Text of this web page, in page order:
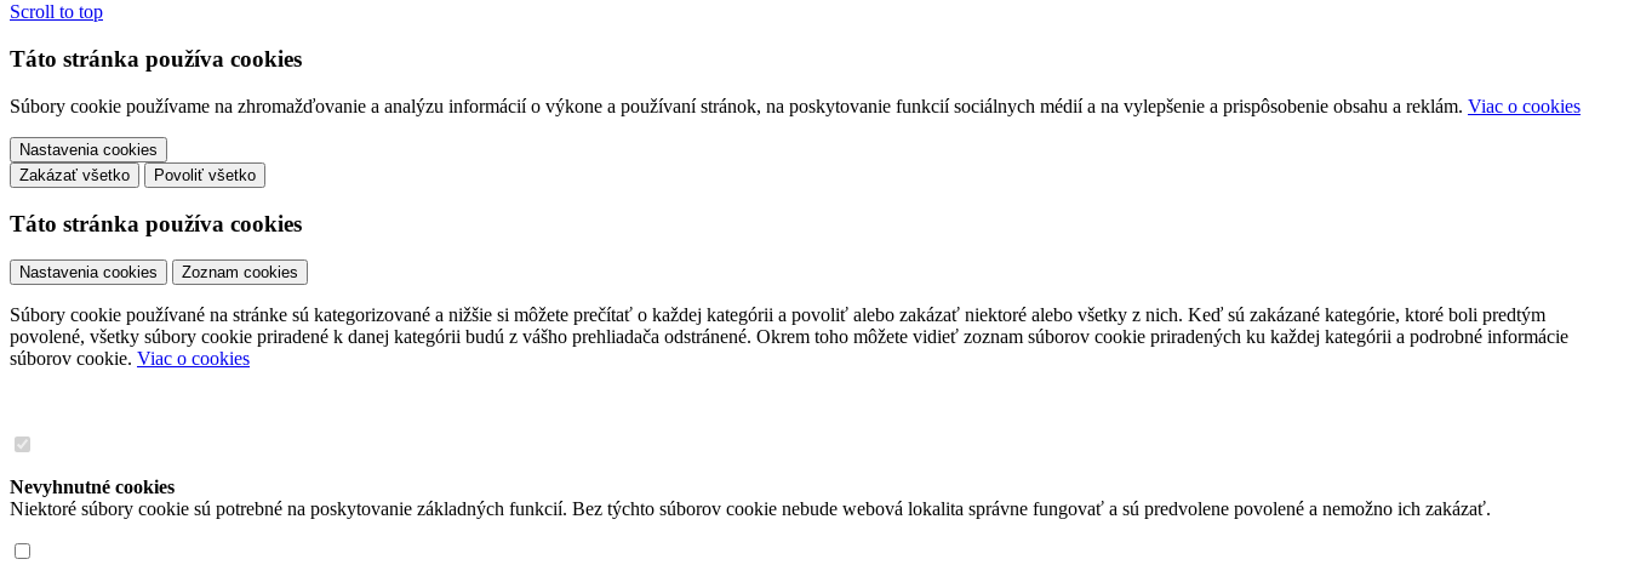
Scroll to top
Táto stránka používa cookies
Súbory cookie používame na zhromažďovanie a analýzu informácií o výkone a používaní stránok, na poskytovanie funkcií sociálnych médií a na vylepšenie a prispôsobenie obsahu a reklám. Viac o cookies
Nastavenia cookies
Zakázať všetko
Povoliť všetko
Táto stránka používa cookies
Nastavenia cookies Zoznam cookies
Súbory cookie používané na stránke sú kategorizované a nižšie si môžete prečítať o každej kategórii a povoliť alebo zakázať niektoré alebo všetky z nich. Keď sú zakázané kategórie, ktoré boli predtým
povolené, všetky súbory cookie priradené k danej kategórii budú z vášho prehliadača odstránené. Okrem toho môžete vidieť zoznam súborov cookie priradených ku každej kategórii a podrobné informácie
súborov cookie. Viac o cookies
Nevyhnutné cookies
Niektoré súbory cookie sú potrebné na poskytovanie základných funkcií. Bez týchto súborov cookie nebude webová lokalita správne fungovať a sú predvolene povolené a nemožno ich zakázať.